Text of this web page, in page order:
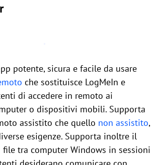
potente, sicura e facile da usare
che sostituisce LogMeIn e
di accedere in remoto ai
o dispositivi mobili. Supporta
assistito che quello non assistito,
esigenze. Supporta inoltre il
tra computer Windows in sessioni